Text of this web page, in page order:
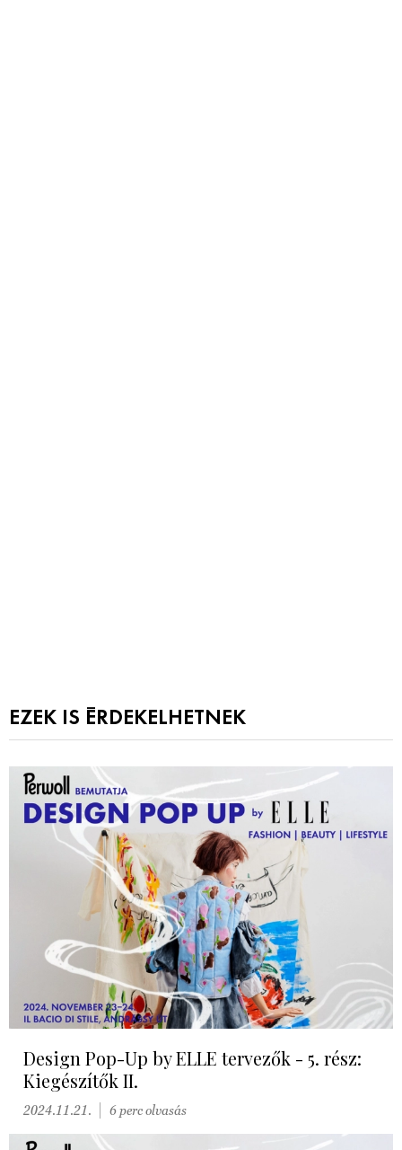
EZEK IS ÉRDEKELHETNEK
Design Pop-Up by ELLE tervezők - 5. rész:
Kiegészítők II.
2024.11.21. 6 perc olvasás